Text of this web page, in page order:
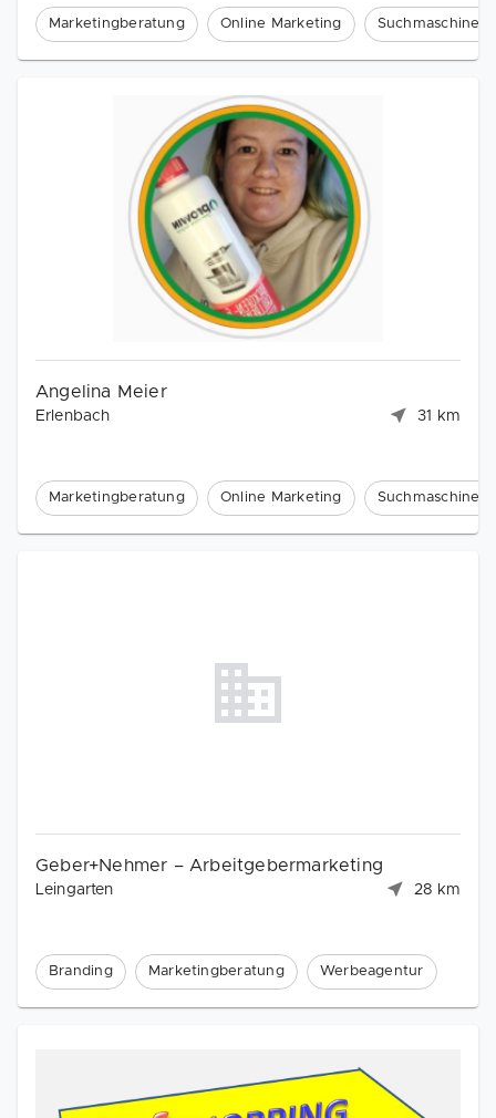
Marketingberatung Online Marketing
Angelina Meier
Erlenbach 31 km
Marketingberatung Online Marketing
Geber+Nehmer – Arbeitgebermarketing
Leingarten 28 km
Branding Marketingberatung Werbeagentur